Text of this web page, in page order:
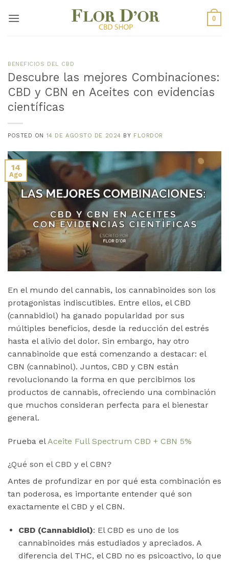
0
BENEFICIOS DEL CBD
Descubre las mejores Combinaciones:
CBD y CBN en Aceites con evidencias
científicas
POSTED ON 14 DE AGOSTO DE 2024 BY FLORDOR
14
Ago
En el mundo del cannabis, los cannabinoides son los
protagonistas indiscutibles. Entre ellos, el CBD
(cannabidiol) ha ganado popularidad por sus
múltiples beneficios, desde la reducción del estrés
hasta el alivio del dolor. Sin embargo, hay otro
cannabinoide que está comenzando a destacar: el
CBN (cannabinol). Juntos, CBD y CBN están
revolucionando la forma en que percibimos los
productos de cannabis, ofreciendo una combinación
que muchos consideran perfecta para el bienestar
general.
Prueba el Aceite Full Spectrum CBD + CBN 5%
¿Qué son el CBD y el CBN?
Antes de profundizar en por qué esta combinación es
tan poderosa, es importante entender qué son
exactamente el CBD y el CBN.
CBD (Cannabidiol): El CBD es uno de los
cannabinoides más estudiados y apreciados. A
diferencia del THC, el CBD no es psicoactivo, lo que